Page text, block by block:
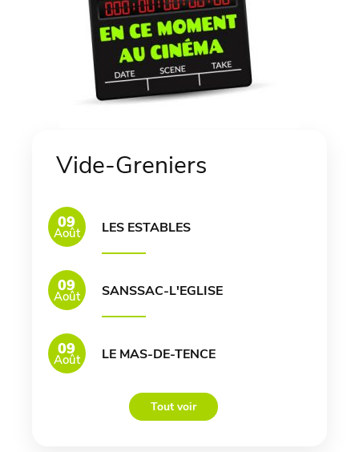
Vide-Greniers
09
Août LES ESTABLES
09
Août SANSSAC-L'EGLISE
09
Août LE MAS-DE-TENCE
Tout voir